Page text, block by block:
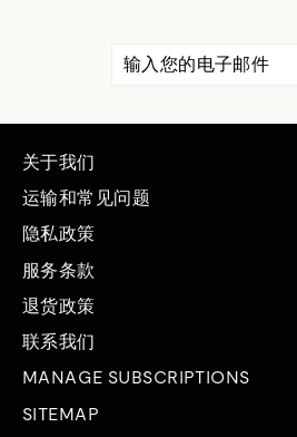
输
入
您
订
阅
关于我们
运输和常见问题
隐私政策
服务条款
退货政策
联系我们
MANAGE SUBSCRIPTIONS
SITEMAP